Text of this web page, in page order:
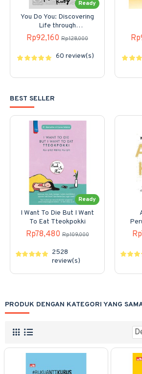
Ready
You Do You: Discovering
Life through
Experiments & Self-
Awareness
Rp92,160 Rp128,000
60 review(s)
BEST SELLER
Ready
I Want To Die But I Want
To Eat Tteokpokki
Rp78,480 Rp109,000
2528
review(s)
PRODUK DENGAN KATEGORI YANG